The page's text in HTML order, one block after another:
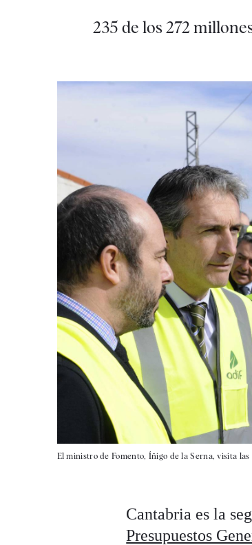
235 de los 272
El ministro de Fomento, Íñigo de la Serna, visita
Cantabria es la
Presupuestos